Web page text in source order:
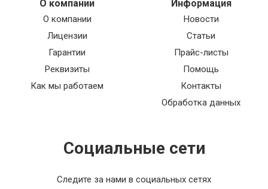
О компании
О компании
Лицензии
Гарантии
Реквизиты
Как мы работаем
Информация
Новости
Статьи
Прайс-листы
Помощь
Контакты
Обработка данных
Социальные сети
Следите за нами в социальных сетях